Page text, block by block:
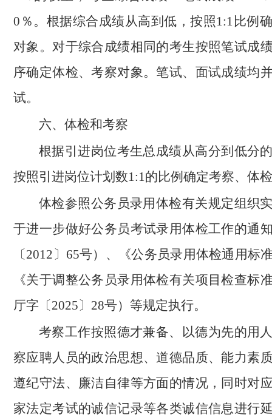
0％。根据综合成绩从高到低，按照1:1比例
对象。对于综合成绩相同的考生按照笔试成
序确定体检、考察对象。笔试、面试成绩均
试。
六、体检和考察
根据引进岗位考生总成绩从高分到低分
按照引进岗位计划数1:1的比例确定考察、体
体检参照公务员录用体检有关规定组织
于进一步做好公务员考试录用体检工作的通
〔2012〕65号）、《公务员录用体检通用标
《关于调整公务员录用体检有关项目检查标
厅字〔2025〕28号）等规定执行。
考察工作按照德才兼备、以德为先的用
察应聘人员的政治思想、道德品质、能力素
遵纪守法、廉洁自律等方面的情况，同时对
家法定考试的诚信记录等各类诚信信息进行